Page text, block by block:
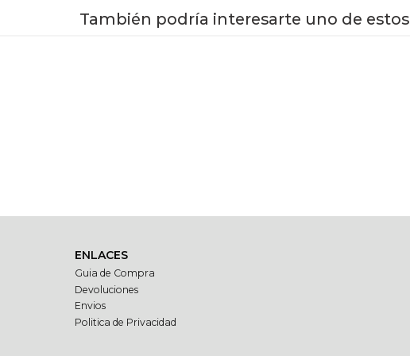
También podría interesarte uno de estos
ENLACES
Guia de Compra
Devoluciones
Envios
Politica de Privacidad